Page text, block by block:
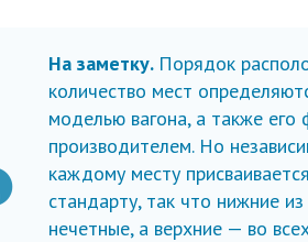
На заметку. Порядок
количество мест
моделью вагона, а также его
производителем. Но
каждому месту
стандарту, так что нижние
нечетные, а верхние — во